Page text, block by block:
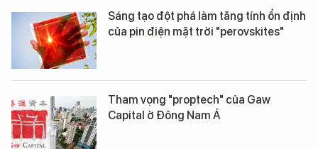
Sáng tạo đột phá làm tăng tính ổn định
của pin điện mặt trời "perovskites"
Tham vọng "proptech" của Gaw
Capital ở Đông Nam Á